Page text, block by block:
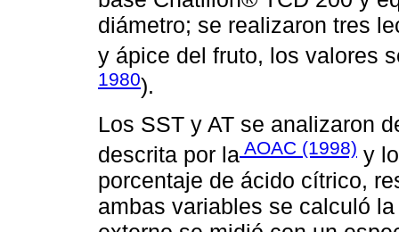
diámetro; se realizaron tres
y ápice del fruto, los valores
1980).
Los SST y AT se analizaron
descrita por la AOAC (1998) y
porcentaje de ácido cítrico,
ambas variables se calculó